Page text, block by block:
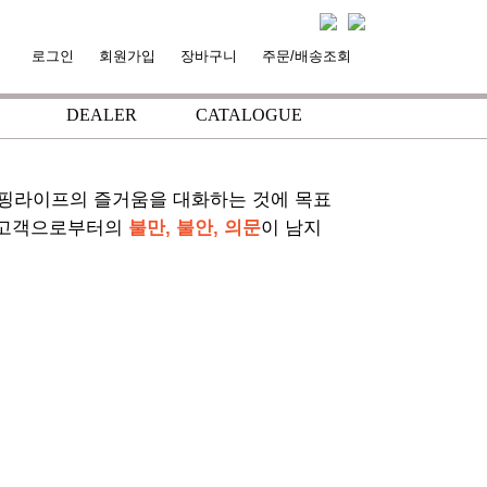
로그인 회원가입 장바구니 주문/배송조회
+
DEALER
+
CATALOGUE
라이프의 즐거움을 대화하는 것에 목표
객으로부터의 불만, 불안, 의문이 남지